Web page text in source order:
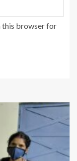
this browser for